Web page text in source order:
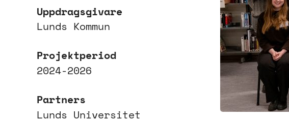
Uppdragsgivare
Lunds Kommun
Projektperiod
2024-2026
Partners
Lunds Universitet